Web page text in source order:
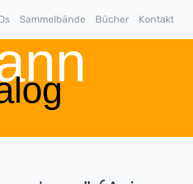
Sammelbände Bücher Kontakt